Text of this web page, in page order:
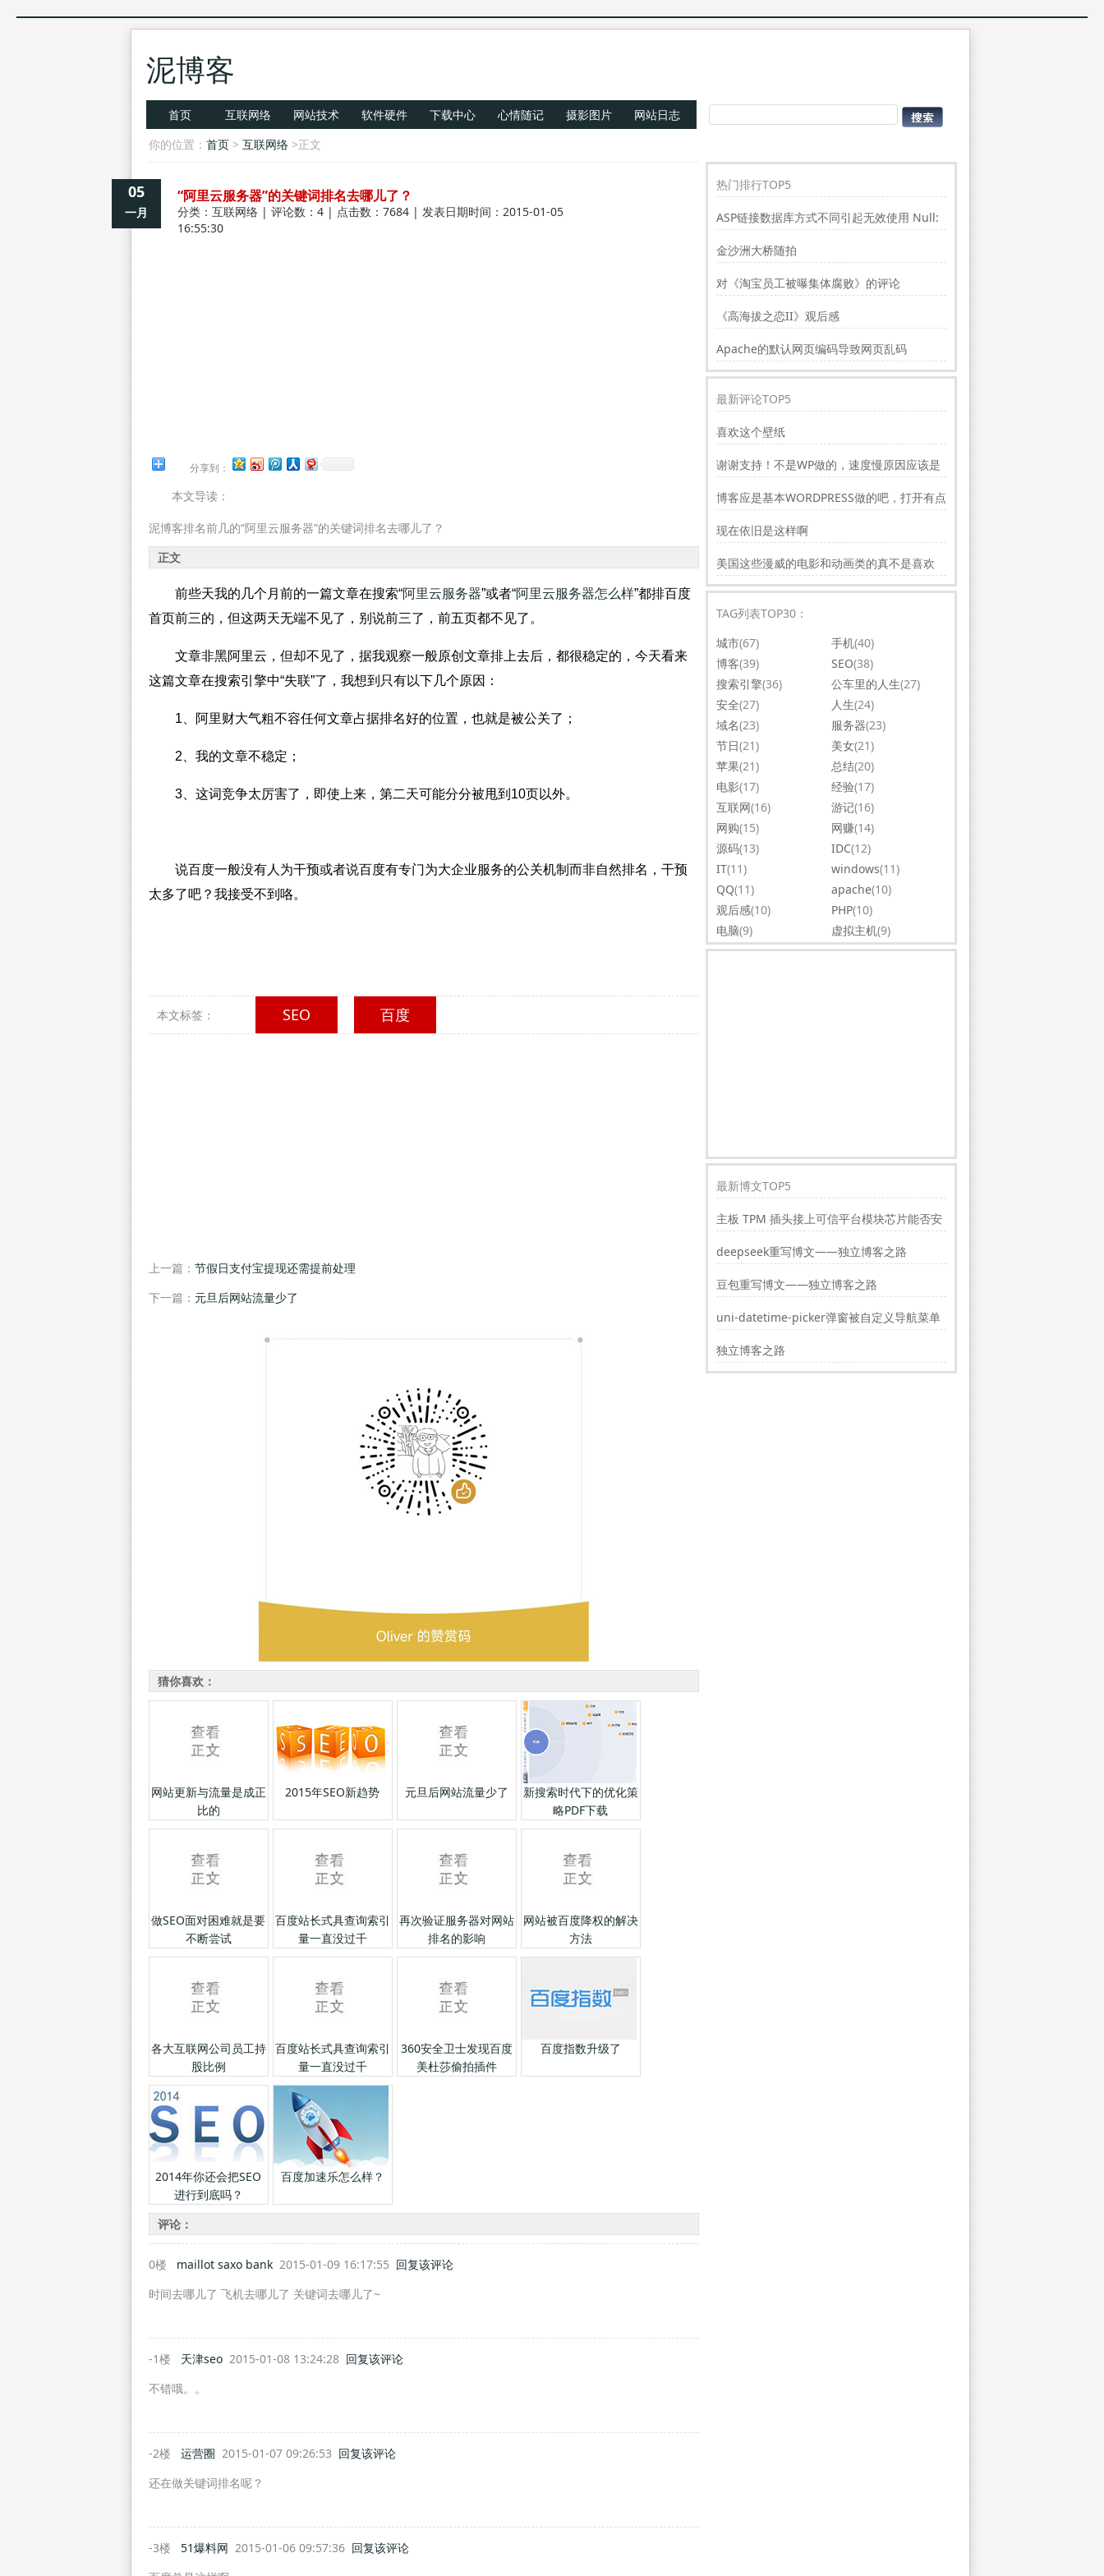
泥博客
首页 互联网络 网站技术 软件硬件 下载中心 心情随记 摄影图片
网站日志
你的位置： 首页> 互联网络>正文
05
一月
“阿里云服务器”的关键词排名去哪儿了？
分类： 互联网络| 评论数：4 | 点击数：7684 | 发表日期时间：2015-01-05
16:55:30
分享到：
本文导读：
泥博客排名前几的“阿里云服务器”的关键词排名去哪儿了？
正文
前些天我的几个月前的一篇文章在搜索“阿里云服务器”或者“阿里云服务器怎么样”都排百度
首页前三的，但这两天无端不见了，别说前三了，前五页都不见了。
文章非黑阿里云，但却不见了，据我观察一般原创文章排上去后，都很稳定的，今天看来
这篇文章在搜索引擎中“失联”了，我想到只有以下几个原因：
1、阿里财大气粗不容任何文章占据排名好的位置，也就是被公关了；
2、我的文章不稳定；
3、这词竞争太厉害了，即使上来，第二天可能分分被甩到10页以外。
说百度一般没有人为干预或者说百度有专门为大企业服务的公关机制而非自然排名，干预
太多了吧？我接受不到咯。
本文标签： SEO 百度
上一篇： 节假日支付宝提现还需提前处理
下一篇： 元旦后网站流量少了
猜你喜欢：
网站更新与流量是成正
比的
2015年SEO新趋势 元旦后网站流量少了
新搜索时代下的优化策
略PDF下载
做SEO面对困难就是要
不断尝试
百度站长式具查询索引
量一直没过千
再次验证服务器对网站
排名的影响
网站被百度降权的解决
方法
各大互联网公司员工持
股比例
百度站长式具查询索引
量一直没过千
360安全卫士发现百度
美杜莎偷拍插件
百度指数升级了
2014年你还会把SEO
进行到底吗？
百度加速乐怎么样？
评论：
0楼 maillot saxo bank2015-01-09 16:17:55 回复该评论
时间去哪儿了 飞机去哪儿了 关键词去哪儿了~
-1楼 天津seo2015-01-08 13:24:28 回复该评论
不错哦。。
-2楼 运营圈 2015-01-07 09:26:53 回复该评论
还在做关键词排名呢？
-3楼 51爆料网 2015-01-06 09:57:36 回复该评论
热门排行TOP5
ASP链接数据库方式不同引起无效使用 Null:
Replace”的问题
金沙洲大桥随拍
对《淘宝员工被曝集体腐败》的评论
《高海拔之恋II》观后感
Apache的默认网页编码导致网页乱码
最新评论TOP5
喜欢这个壁纸
谢谢支持！不是WP做的，速度慢原因应该是
服务器线路问题。
博客应是基本WORDPRESS做的吧，打开有点
慢，可以优化一下。还有网站更新应多一点，
才会吸引更多相关的人去看。纯个人意见，谢
现在依旧是这样啊
美国这些漫威的电影和动画类的真不是喜欢
看，太没意思了
TAG列表TOP30：
城市(67) 手机(40)
博客(39) SEO(38)
搜索引擎(36) 公车里的人生(27)
安全(27) 人生(24)
域名(23) 服务器(23)
节日(21) 美女(21)
苹果(21) 总结(20)
电影(17) 经验(17)
互联网(16) 游记(16)
网购(15) 网赚(14)
源码(13) IDC(12)
IT(11) windows(11)
QQ(11) apache(10)
观后感(10) PHP(10)
电脑(9) 虚拟主机(9)
最新博文TOP5
主板 TPM 插头接上可信平台模块芯片能否安
装windwos11?
deepseek重写博文——独立博客之路
豆包重写博文——独立博客之路
uni-datetime-picker弹窗被自定义导航菜单
遮挡的解决方法
独立博客之路